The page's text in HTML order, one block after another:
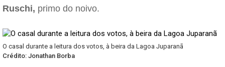
Ruschi, primo do noivo.
O casal durante a leitura dos votos, à beira da Lagoa Juparanã
Crédito: Jonathan Borba